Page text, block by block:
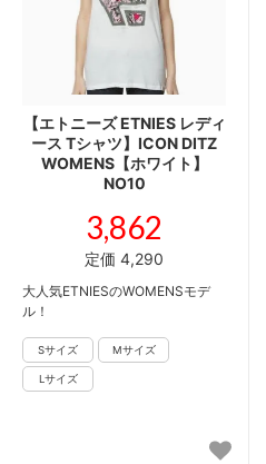
【エトニーズ ETNIES レディ
ース Tシャツ】ICON DITZ
WOMENS【ホワイト】
NO10
3,862
定価 4,290
大人気ETNIESのWOMENSモデ
ル！